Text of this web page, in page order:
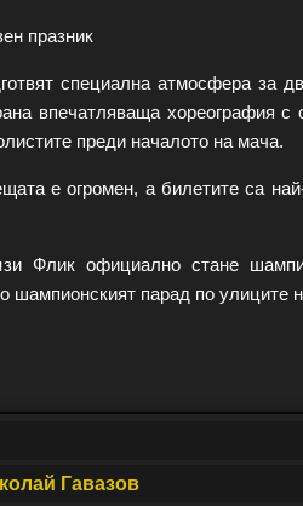
празник
специална атмосфера за
впечатляваща хореография с
преди началото на мача.
е огромен, а билетите са
Флик официално стане
шампионският парад по улиците
Гавазов